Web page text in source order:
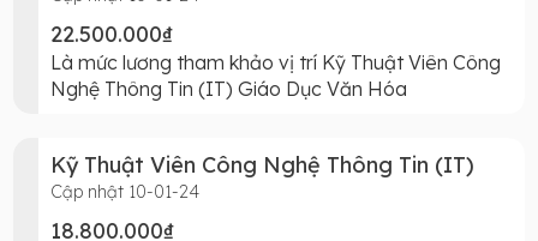
22.500.000₫
Là mức lương tham khảo vị trí Kỹ Thuật Viên Công
Nghệ Thông Tin (IT) Giáo Dục Văn Hóa
Kỹ Thuật Viên Công Nghệ Thông Tin (IT)
Cập nhật 10-01-24
18.800.000₫